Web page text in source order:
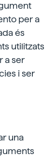
per a
és
utilitzats
a ser
i ser
una